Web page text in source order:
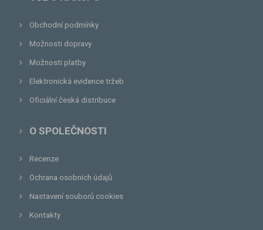
Obchodní podmínky
Možnosti dopravy
Možnosti platby
Elektronická evidence tržeb
Oficiální česká distribuce
O SPOLEČNOSTI
Recenze
Ochrana osobních údajů
Nastavení souborů cookies
Kontakty